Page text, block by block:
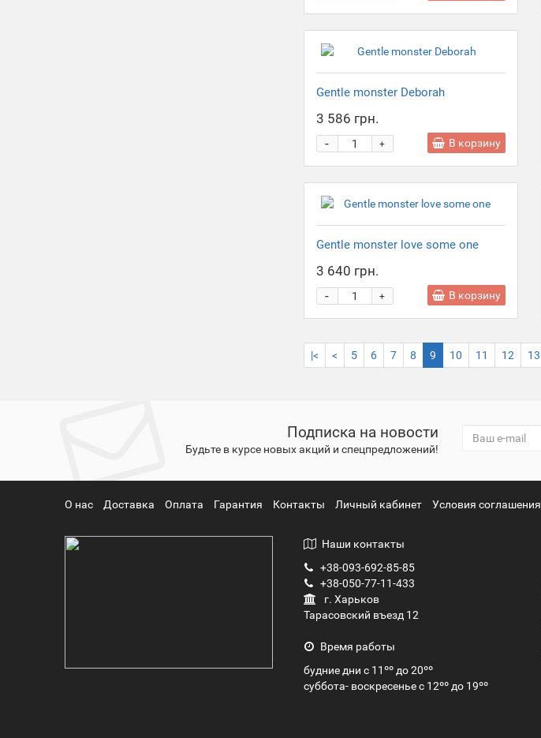
Gentle monster Deborah
3 586 грн.
+
- В корзину
Gentle monster love some one
3 640 грн.
+
- В корзину
|< < 5 6 7 8 9 10 11 12 13
Подписка на новости
Будьте в курсе новых акций и спецпредложений!
О нас Доставка Оплата Гарантия Контакты Личный кабинет Условия соглашения
Наши контакты
+38-093-692-85-85
+38-050-77-11-433
г. Харьков
Тарасовский въезд 12
Время работы
будние дни с 11ºº до 20ºº
суббота- воскресенье с 12ºº до 19ºº